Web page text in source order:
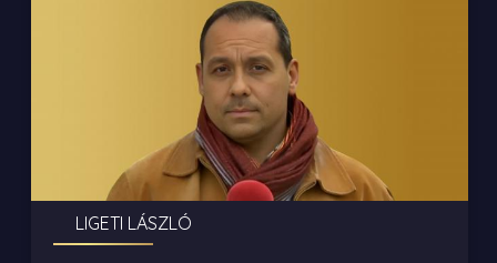
LIGETI LÁSZLÓ